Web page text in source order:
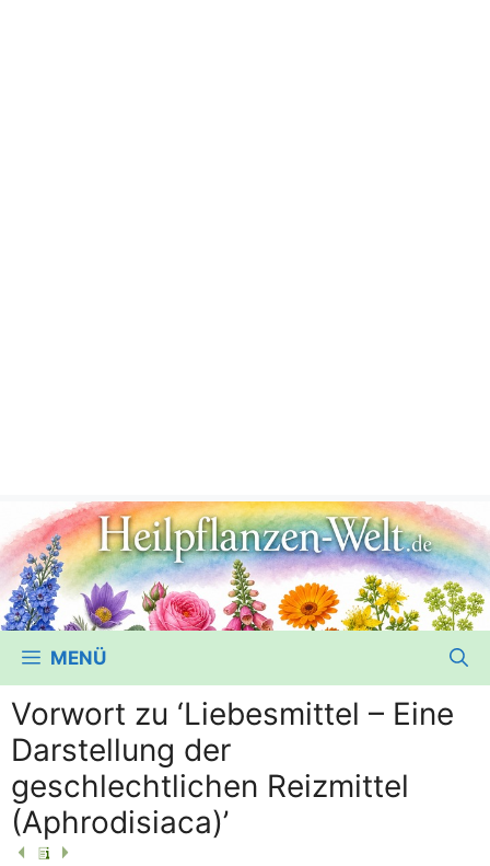
MENÜ
Vorwort zu ‘Liebesmittel – Eine
Darstellung der
geschlechtlichen Reizmittel
(Aphrodisiaca)’